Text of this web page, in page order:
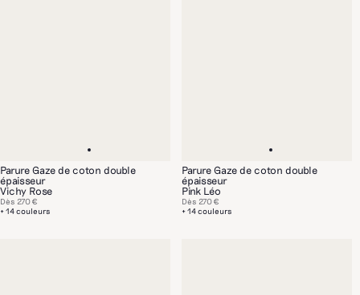
Parure Gaze de coton double
épaisseur
Vichy Rose
+ 14 couleurs
Dès 270 €
Parure Gaze de coton double
épaisseur
Pink Léo
+ 14 couleurs
Dès 270 €